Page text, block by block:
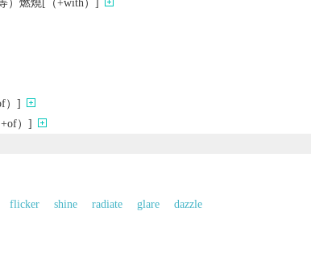
）燃燒[（+with）]
）]
）]
flicker shine radiate glare
dazzle